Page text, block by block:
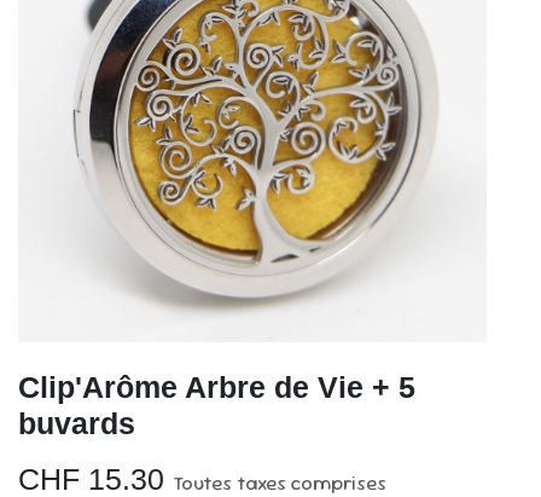
Clip'Arôme Arbre de Vie + 5
buvards
CHF 15.30 Toutes taxes comprises